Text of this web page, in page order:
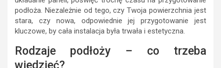
podłoża. Niezależnie od tego, czy Twoja powierzchnia jest
stara, czy nowa, odpowiednie jej przygotowanie jest
kluczowe, by cała instalacja była trwała i estetyczna.
Rodzaje podłoży – co trzeba